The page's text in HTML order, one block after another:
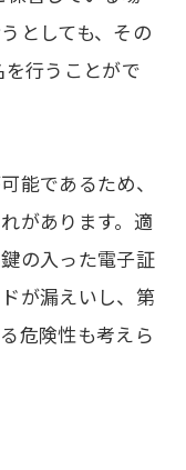
としても、その
行うことがで
能であるため、
があります。適
の入った電子証
が漏えいし、第
危険性も考えら